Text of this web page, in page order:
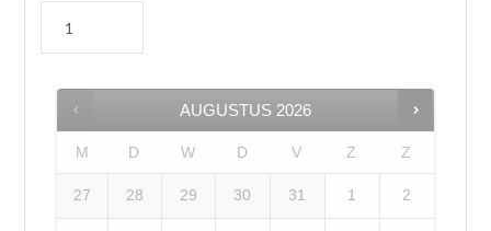
AUGUSTUS 2026
M D W D V Z Z
27 28 29 30 31 1 2